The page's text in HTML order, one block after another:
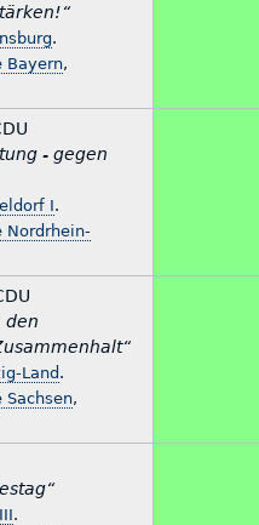
.
Bayern,
- gegen
I.
Nordrhein-
den
Land .
Sachsen,
.